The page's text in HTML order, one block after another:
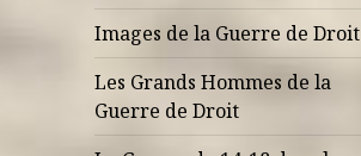
Images de la Guerre de Droit
Les Grands Hommes de la
Guerre de Droit